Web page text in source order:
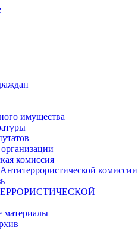
имущества
комиссия
комиссии
материалы